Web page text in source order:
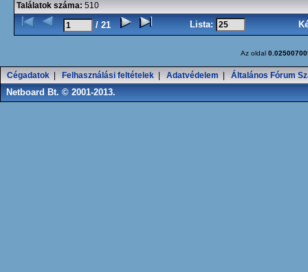
Találatok száma: 510
/ 21 Lista:
Az oldal
Cégadatok Felhasználási feltételek Adatvédelem Általános Fórum
Netboard Bt. © 2001-2013.